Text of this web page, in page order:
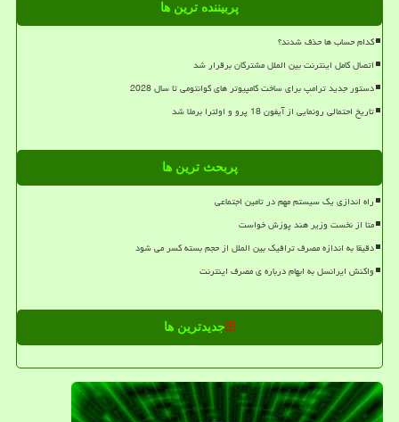
پربیننده ترین ها
کدام حساب ها حذف شدند؟
اتصال کامل اینترنت بین الملل مشترکان برقرار شد
دستور جدید ترامپ برای ساخت کامپیوتر های کوانتومی تا سال 2028
تاریخ احتمالی رونمایی از آیفون 18 پرو و اولترا برملا شد
پربحث ترین ها
راه اندازی یک سیستم مهم در تامین اجتماعی
متا از نخست وزیر هند پوزش خواست
دقیقا به اندازه مصرف ترافیک بین الملل از حجم بسته کسر می شود
واکنش ایرانسل به ابهام درباره ی مصرف اینترنت
جدیدترین ها